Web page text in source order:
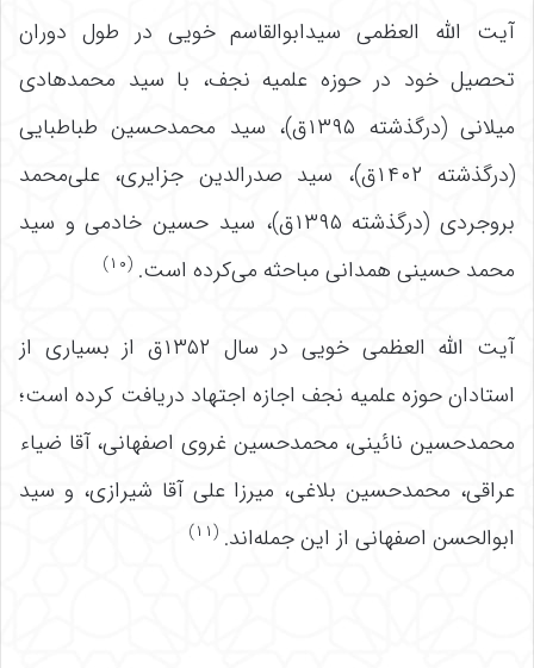
آیت الله العظمی سیدابوالقاسم خویی در طول دوران
تحصیل خود در حوزه علمیه نجف، با سید محمدهادی
میلانی (درگذشته ۱۳۹۵ق)، سید محمدحسین طباطبایی
(درگذشته ۱۴۰۲ق)، سید صدرالدین جزایری، علی‌محمد
بروجردی (درگذشته ۱۳۹۵ق)، سید حسین خادمی و سید
محمد حسینی همدانی مباحثه می‌کرده است. (۱۰)
آیت الله العظمی خویی در سال ۱۳۵۲ق از بسیاری از
استادان حوزه علمیه نجف اجازه اجتهاد دریافت کرده است؛
محمدحسین نائینی، محمدحسین غروی اصفهانی، آقا ضیاء
عراقی، محمدحسین بلاغی، میرزا علی آقا شیرازی، و سید
ابوالحسن اصفهانی از این جمله‌اند. (۱۱)